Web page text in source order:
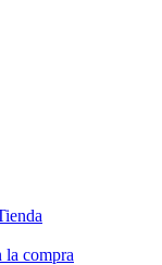
la compra